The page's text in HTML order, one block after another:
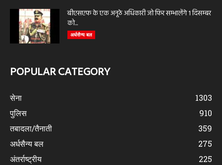
बीएसएफ के एक अनूठे अधिकारी जो फिर सम्भालेंगे 1 दिसम्बर
को...
अर्धसैन्य बल
POPULAR CATEGORY
सेना
1303
पुलिस
910
तबादला/तैनाती
359
अर्धसैन्य बल
275
अंतर्राष्ट्रीय
225